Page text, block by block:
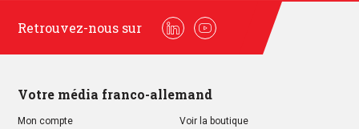
Retrouvez-nous sur
LinkedinYoutube
Votre média franco-allemand
Mon compte Voir la boutique